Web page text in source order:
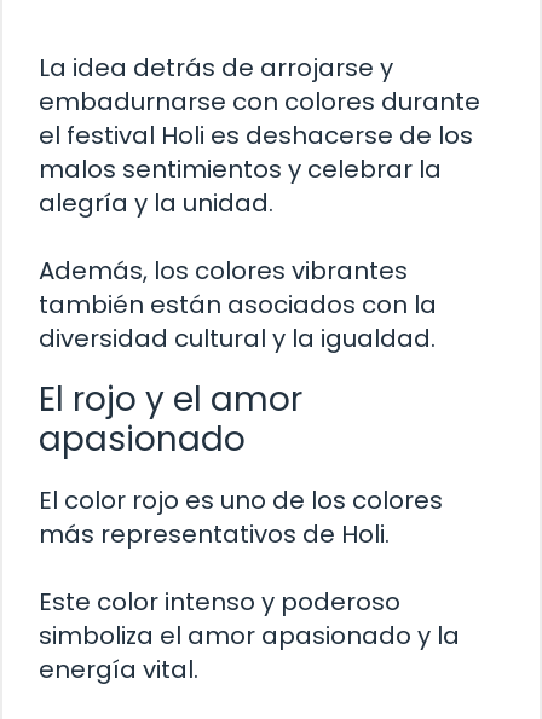
La idea detrás de arrojarse y
embadurnarse con colores durante
el festival Holi es deshacerse de los
malos sentimientos y celebrar la
alegría y la unidad.
Además, los colores vibrantes
también están asociados con la
diversidad cultural y la igualdad.
El rojo y el amor
apasionado
El color rojo es uno de los colores
más representativos de Holi.
Este color intenso y poderoso
simboliza el amor apasionado y la
energía vital.